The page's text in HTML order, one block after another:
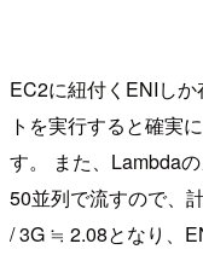
EC2に紐付くENIし
トを実行すると確実
す。 また、Lambda
50並列で流すので、
/ 3G ≒ 2.08となり、